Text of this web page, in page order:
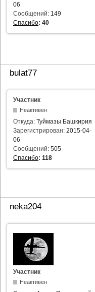
06
Сообщений: 149
Спасибо: 40
bulat77
Участник
Неактивен
Откуда: Туймазы Башкирия
Зарегистрирован: 2015-04-
06
Сообщений: 505
Спасибо: 118
neka204
Участник
Неактивен